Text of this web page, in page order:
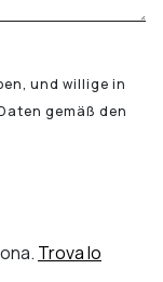
und willige in
gemäß den
Trova lo